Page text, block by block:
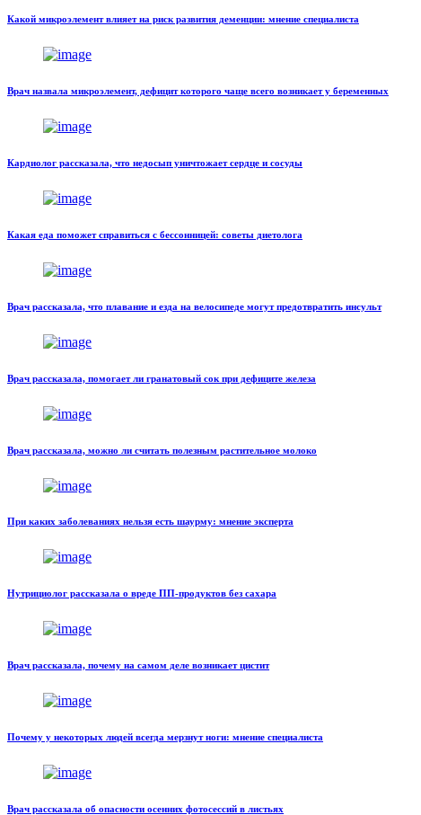
Какой микроэлемент влияет на риск развития деменции: мнение специалиста
Врач назвала микроэлемент, дефицит которого чаще всего возникает у беременных
Кардиолог рассказала, что недосып уничтожает сердце и сосуды
Какая еда поможет справиться с бессонницей: советы диетолога
Врач рассказала, что плавание и езда на велосипеде могут предотвратить инсульт
Врач рассказала, помогает ли гранатовый сок при дефиците железа
Врач рассказала, можно ли считать полезным растительное молоко
При каких заболеваниях нельзя есть шаурму: мнение эксперта
Нутрициолог рассказала о вреде ПП-продуктов без сахара
Врач рассказала, почему на самом деле возникает цистит
Почему у некоторых людей всегда мерзнут ноги: мнение специалиста
Врач рассказала об опасности осенних фотосессий в листьях